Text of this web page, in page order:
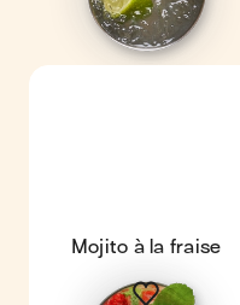
Mojito à la fraise